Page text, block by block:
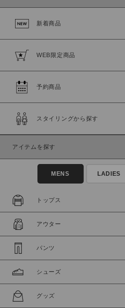
商品タイプ
セール価格
在庫
新着商品
WEB限定商品
予約商品
スタイリングから探す
アイテムを探す
MENS LADIES
トップス
アウター
パンツ
シューズ
グッズ